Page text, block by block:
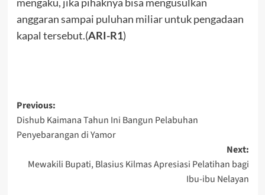
mengaku, jika pihaknya bisa mengusulkan
anggaran sampai puluhan miliar untuk pengadaan
kapal tersebut.(ARI-R1)
Post
navigation
Previous:
Dishub Kaimana Tahun Ini Bangun Pelabuhan
Penyebarangan di Yamor
Next:
Mewakili Bupati, Blasius Kilmas Apresiasi Pelatihan bagi
Ibu-ibu Nelayan